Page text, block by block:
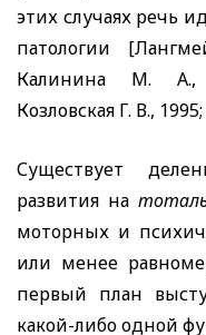
этих случаях речь
патологии
Калинина М. А.,
Козловская Г. В.,
Существует
развития на
моторных и
или менее
первый план
какой-либо одной